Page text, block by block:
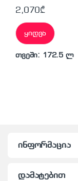
2,070₾
ყიდვა
თვეში: 172.5 ლ
ინფორმაცია
დამატებით